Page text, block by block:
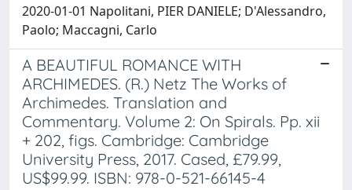
2020-01-01 Napolitani, PIER DANIELE; D'Alessandro,
Paolo; Maccagni, Carlo
A BEAUTIFUL ROMANCE WITH
ARCHIMEDES. (R.) Netz The Works of
Archimedes. Translation and
Commentary. Volume 2: On Spirals. Pp. xii
+ 202, figs. Cambridge: Cambridge
University Press, 2017. Cased, £79.99,
US$99.99. ISBN: 978-0-521-66145-4